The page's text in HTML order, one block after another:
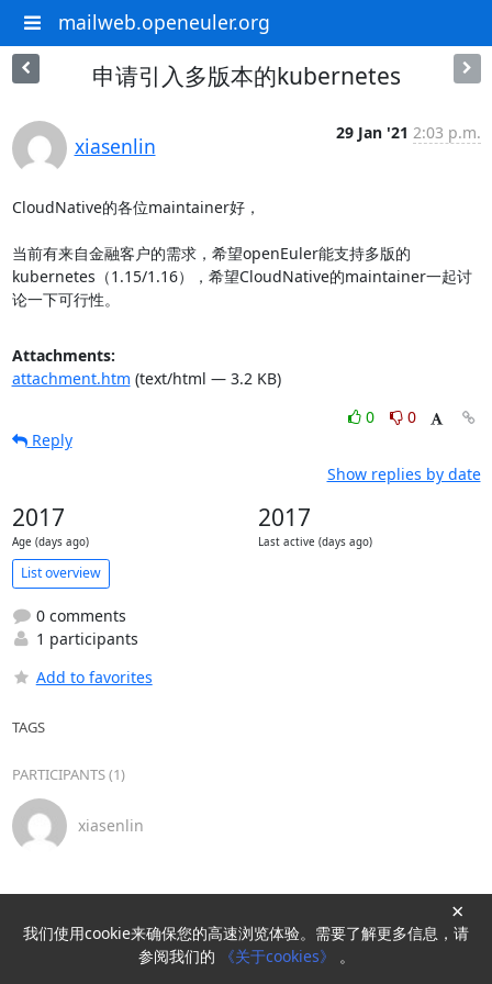
mailweb.openeuler.org
申请引入多版本的kubernetes
xiasenlin
29 Jan '21 2:03 p.m.
CloudNative的各位maintainer好，
当前有来自金融客户的需求，希望openEuler能支持多版的
kubernetes（1.15/1.16），希望CloudNative的maintainer一起讨
论一下可行性。
Attachments:
attachment.htm (text/html — 3.2 KB)
0
0
Reply
Show replies by date
2017
Age (days ago)
2017
Last active (days ago)
List overview
0 comments
1 participants
Add to favorites
TAGS
PARTICIPANTS (1)
xiasenlin
Powered byHyperKitty
我们使用cookie来确保您的高速浏览体验。需要了解更多信息，请
参阅我们的
《关于cookies》 。
×